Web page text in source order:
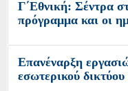
Γ΄Εθνική: Σέντρα
πρόγραμμα και οι
Επανέναρξη
εσωτερικού